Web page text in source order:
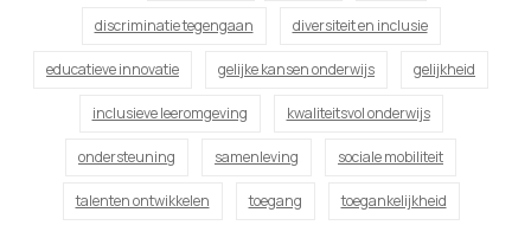
discriminatie tegengaan diversiteit en inclusie
educatieve innovatie gelijke kansen onderwijs gelijkheid
inclusieve leeromgeving kwaliteitsvol onderwijs
ondersteuning samenleving sociale mobiliteit
talenten ontwikkelen toegang toegankelijkheid